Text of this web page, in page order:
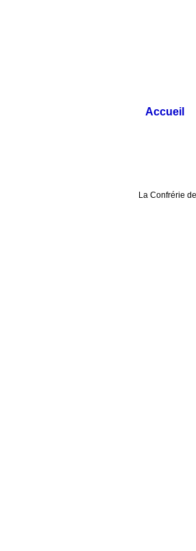
Accueil
La Confrérie